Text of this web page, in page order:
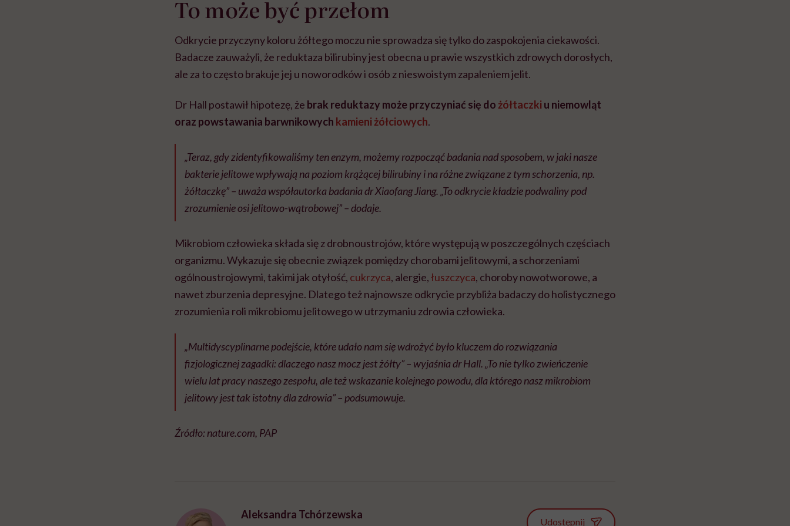
To może być przełom
Odkrycie przyczyny koloru żółtego moczu nie sprowadza się tylko do zaspokojenia ciekawości.
Badacze zauważyli, że reduktaza bilirubiny jest obecna u prawie wszystkich zdrowych dorosłych,
ale za to często brakuje jej u noworodków i osób z nieswoistym zapaleniem jelit.
Dr Hall postawił hipotezę, że brak reduktazy może przyczyniać się dożółtaczki u niemowląt
oraz powstawania barwnikowych kamieni żółciowych.
„Teraz, gdy zidentyfikowaliśmy ten enzym, możemy rozpocząć badania nad sposobem, w jaki nasze
bakterie jelitowe wpływają na poziom krążącej bilirubiny i na różne związane z tym schorzenia, np.
żółtaczkę” – uważa współautorka badania dr Xiaofang Jiang. „To odkrycie kładzie podwaliny pod
zrozumienie osi jelitowo-wątrobowej” – dodaje.
Mikrobiom człowieka składa się z drobnoustrojów, które występują w poszczególnych częściach
organizmu. Wykazuje się obecnie związek pomiędzy chorobami jelitowymi, a schorzeniami
ogólnoustrojowymi, takimi jak otyłość, cukrzyca, alergie,łuszczyca, choroby nowotworowe, a
nawet zburzenia depresyjne. Dlatego też najnowsze odkrycie przybliża badaczy do holistycznego
zrozumienia roli mikrobiomu jelitowego w utrzymaniu zdrowia człowieka.
„Multidyscyplinarne podejście, które udało nam się wdrożyć było kluczem do rozwiązania
fizjologicznej zagadki: dlaczego nasz mocz jest żółty” – wyjaśnia dr Hall. „To nie tylko zwieńczenie
wielu lat pracy naszego zespołu, ale też wskazanie kolejnego powodu, dla którego nasz mikrobiom
jelitowy jest tak istotny dla zdrowia” – podsumowuje.
Źródło: nature.com, PAP
Aleksandra Tchórzewska
Udostępnij